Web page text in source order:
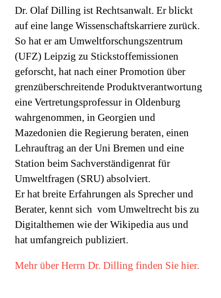
Dr. Olaf Dilling ist Rechtsanwalt. Er blickt
auf eine lange Wissenschaftskarriere zurück.
So hat er am Umweltforschungszentrum
(UFZ) Leipzig zu Stickstoffemissionen
geforscht, hat nach einer Promotion über
grenzüberschreitende Produktverantwortung
eine Vertretungsprofessur in Oldenburg
wahrgenommen, in Georgien und
Mazedonien die Regierung beraten, einen
Lehrauftrag an der Uni Bremen und eine
Station beim Sachverständigenrat für
Umweltfragen (SRU) absolviert.
Er hat breite Erfahrungen als Sprecher und
Berater, kennt sich vom Umweltrecht bis zu
Digitalthemen wie der Wikipedia aus und
hat umfangreich publiziert.
Mehr über Herrn Dr. Dilling finden Sie hier.